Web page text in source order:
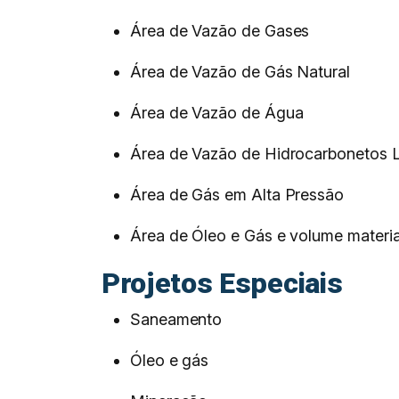
Área de Vazão de Gases
Área de Vazão de Gás Natural
Área de Vazão de Água
Área de Vazão de Hidrocarbonetos
Área de Gás em Alta Pressão
Área de Óleo e Gás e volume
Projetos Especiais
Saneamento
Óleo e gás